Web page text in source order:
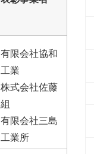
有限会社協和
工業
株式会社佐藤
組
有限会社三島
工業所